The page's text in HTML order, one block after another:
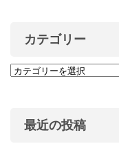
カテゴリー
最近の投稿